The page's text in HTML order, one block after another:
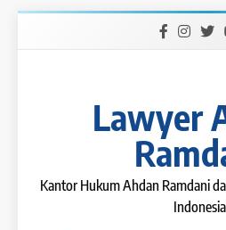
Lawyer
Kantor Hukum Ahdan Ramdani
Indonesia